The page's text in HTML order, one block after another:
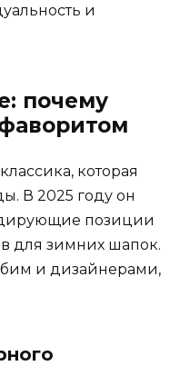
и
почему
которая
В 2025 году он
позиции
для зимних шапок.
и дизайнерами,